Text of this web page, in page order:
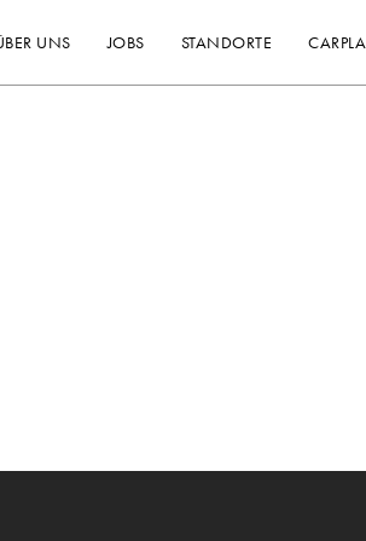
UNS JOBS STANDORTE